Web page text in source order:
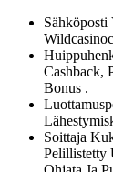
Sähköposti
Cashback,
Bonus .
Soittaja
Pelillistetty